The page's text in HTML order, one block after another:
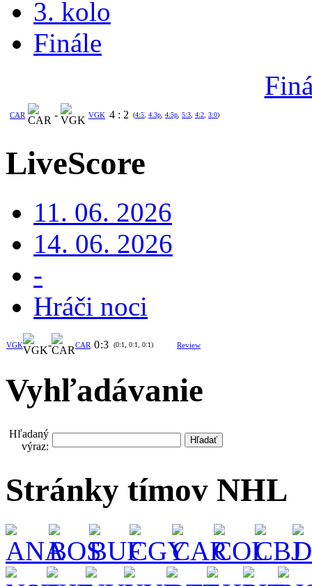
3. kolo
Finále
CAR - VGK 4 : 2 (4:5 4:3p 4:5p 5:3 4:2 3:0)
LiveScore
11. 06. 2026
14. 06. 2026
-
Hráči noci
VGK - CAR 0:3 (0:1, 0:1, 0:1) Review
Vyhľadávanie
Hľadaný
výraz:
Stránky tímov NHL